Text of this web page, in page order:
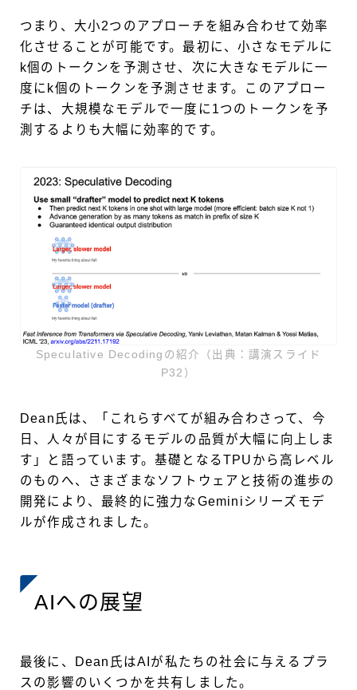
つまり、大小2つのアプローチを組み合わせて効率
化させることが可能です。最初に、小さなモデルに
k個のトークンを予測させ、次に大きなモデルに一
度にk個のトークンを予測させます。このアプロー
チは、大規模なモデルで一度に1つのトークンを予
測するよりも大幅に効率的です。
Speculative Decodingの紹介（出典：講演スライド
P32）
Dean氏は、「これらすべてが組み合わさって、今
日、人々が目にするモデルの品質が大幅に向上しま
す」と語っています。基礎となるTPUから高レベル
のものへ、さまざまなソフトウェアと技術の進歩の
開発により、最終的に強力なGeminiシリーズモデ
ルが作成されました。
AIへの展望
最後に、Dean氏はAIが私たちの社会に与えるプラ
スの影響のいくつかを共有しました。